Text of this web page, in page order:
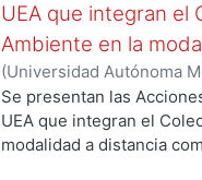
nuevo producto o
llamado Desarrollo de
UEA que integran el
Ambiente en la
(Universidad Autónoma
Ciencias y Artes para el
2021-03)Aguilar
Moreno, Ruth Alicia;
Se presentan las
UEA que integran el
modalidad a distancia